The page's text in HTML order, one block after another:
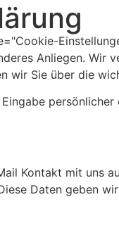
Anliegen. Wir
wir Sie über die
Kontakt mit uns
Daten geben